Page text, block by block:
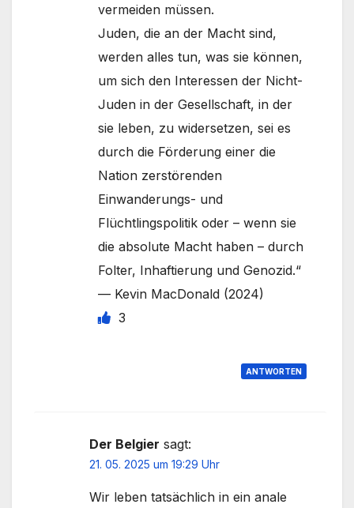
vermeiden müssen.
Juden, die an der Macht sind,
werden alles tun, was sie können,
um sich den Interessen der Nicht-
Juden in der Gesellschaft, in der
sie leben, zu widersetzen, sei es
durch die Förderung einer die
Nation zerstörenden
Einwanderungs- und
Flüchtlingspolitik oder – wenn sie
die absolute Macht haben – durch
Folter, Inhaftierung und Genozid.“
— Kevin MacDonald (2024)
3
ANTWORTEN
Der Belgier sagt:
21. 05. 2025 um 19:29 Uhr
Wir leben tatsächlich in ein anale